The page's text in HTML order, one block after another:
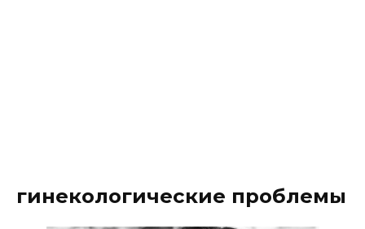
гинекологические проблемы